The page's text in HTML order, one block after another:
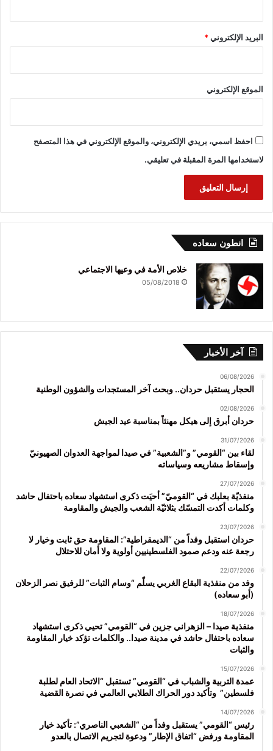
البريد الإلكتروني*
الموقع الإلكتروني
احفظ اسمي، بريدي الإلكتروني، والموقع الإلكتروني في هذا المتصفح
لاستخدامها المرة المقبلة في تعليقي.
انطون سعاده
خلاص الأمة في وعيها الاجتماعي
05/08/2018
آخر الأخبار
06/08/2026
الحجار يستقبل حردان.. وبحث آخر المستجدات والشؤون الوطنية
02/08/2026
حردان أبرق إلى هيكل مهنئاً بمناسبة عيد الجيش
31/07/2026
لقاء بين “القومي” و”الشعبية” في صيدا لمواجهة العدوان الصهيونيّ
وإسقاط مشاريعه وسياساته
27/07/2026
منفذيّة بعلبك في “القوميّ” أحيَت ذكرى استشهاد سعاده باحتفال حاشد
وكلمات أكدت التمسّك بثلاثيّة الشعب والجيش والمقاومة
23/07/2026
حردان استقبل وفداً من “الديمقراطية”: المقاومة حق ثابت وخيار لا
رجعة عنه ودعم صمود الفلسطينيين أولوية ولا أمان للاحتلال
22/07/2026
وفد من منفذية البقاع الغربي يسلّم “وسام الثبات” للرفيق نصر الزحلان
(أبو سعاده)
18/07/2026
منفذية صيدا – الزهراني جزين في “القومي” تحيي ذكرى استشهاد
سعاده باحتفال حاشد في مدينة صيدا.. والكلمات تؤكد خيار المقاومة
والثبات
15/07/2026
عمدة التربية والشباب في “القومي” تستقبل “الاتحاد العام لطلبة
فلسطين” وتأكيد دور الحراك الطلابي العالمي في نصرة القضية
14/07/2026
رئيس “القومي” يستقبل وفداً من “الشعبي الناصري”: تأكيد خيار
المقاومة ورفض “اتفاق الإطار” ودعوة لتجريم الاتصال بالعدو